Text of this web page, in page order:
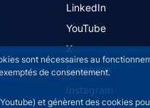
sont nécessaires au
de consentement.
et génèrent des cookies
LinkedIn
YouTube
X
Facebook
Instagram